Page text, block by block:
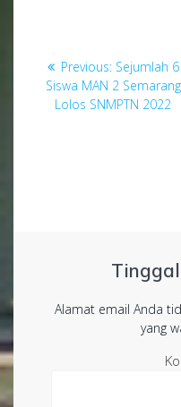
Navigasi
pos
Previous: Previous
post:
Sejumlah 6
Siswa MAN 2 Semarang
Lolos SNMPTN 2022
Alamat email Anda
yang